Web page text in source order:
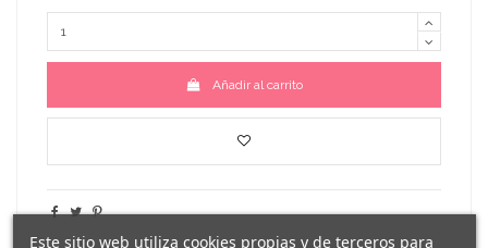
Añadir al carrito
Este sitio web utiliza cookies propias y de terceros para